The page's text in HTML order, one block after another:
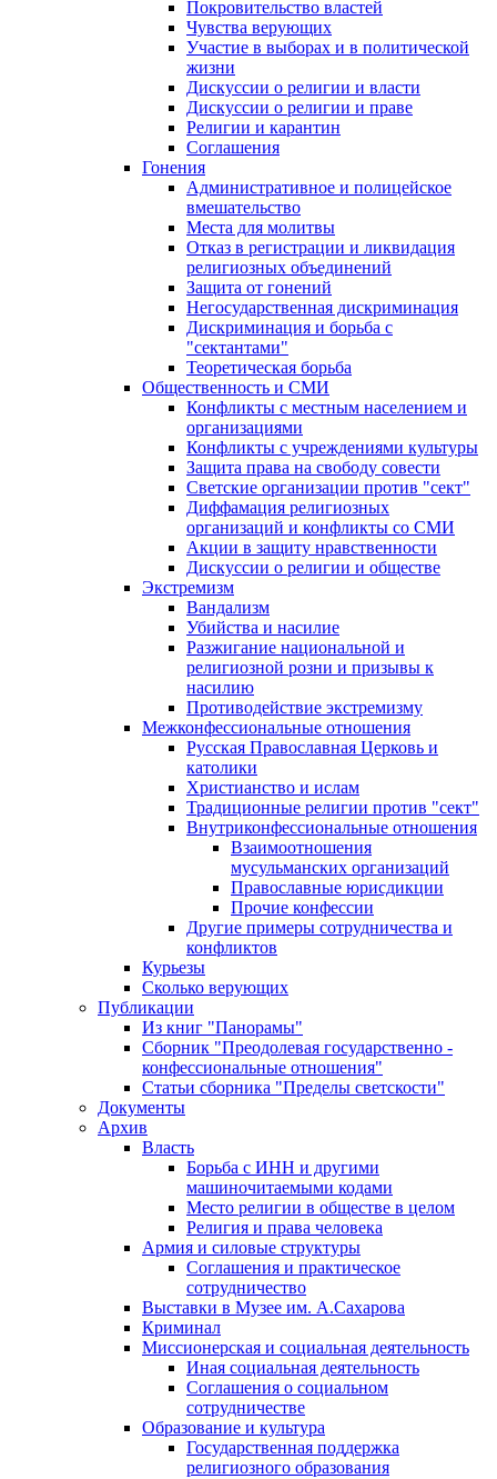
Покровительство властей
Чувства верующих
Участие в выборах и в политической
жизни
Дискуссии о религии и власти
Дискуссии о религии и праве
Религии и карантин
Соглашения
Гонения
Административное и полицейское
вмешательство
Места для молитвы
Отказ в регистрации и ликвидация
религиозных объединений
Защита от гонений
Негосударственная дискриминация
Дискриминация и борьба с
"сектантами"
Теоретическая борьба
Общественность и СМИ
Конфликты с местным населением и
организациями
Конфликты с учреждениями культуры
Защита права на свободу совести
Светские организации против "сект"
Диффамация религиозных
организаций и конфликты со СМИ
Акции в защиту нравственности
Дискуссии о религии и обществе
Экстремизм
Вандализм
Убийства и насилие
Разжигание национальной и
религиозной розни и призывы к
насилию
Противодействие экстремизму
Межконфессиональные отношения
Русская Православная Церковь и
католики
Христианство и ислам
Традиционные религии против "сект"
Внутриконфессиональные отношения
Взаимоотношения
мусульманских организаций
Православные юрисдикции
Прочие конфессии
Другие примеры сотрудничества и
конфликтов
Курьезы
Сколько верующих
Публикации
Из книг "Панорамы"
Сборник "Преодолевая государственно -
конфессиональные отношения"
Статьи сборника "Пределы светскости"
Документы
Архив
Власть
Борьба с ИНН и другими
машиночитаемыми кодами
Место религии в обществе в целом
Религия и права человека
Армия и силовые структуры
Соглашения и практическое
сотрудничество
Выставки в Музее им. А.Сахарова
Криминал
Миссионерская и социальная деятельность
Иная социальная деятельность
Соглашения о социальном
сотрудничестве
Образование и культура
Государственная поддержка
религиозного образования